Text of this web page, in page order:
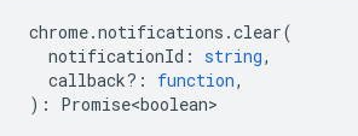
chrome.notifications .clear(
notificationId : string,
callback? : function,
) : Promise<boolean>